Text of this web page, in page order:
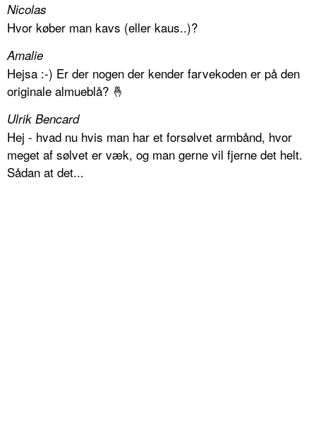
Nicolas
Hvor køber man kavs (eller kaus..)?
Amalie
Hejsa :-) Er der nogen der kender farvekoden er på den
originale almueblå? 🤞
Ulrik Bencard
Hej - hvad nu hvis man har et forsølvet armbånd, hvor
meget af sølvet er væk, og man gerne vil fjerne det helt.
Sådan at det...